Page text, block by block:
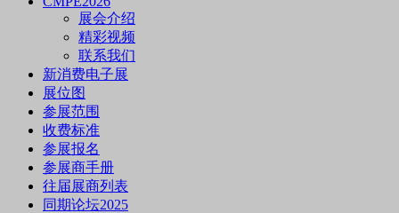
展会介绍
精彩视频
联系我们
新消费电子展
展位图
参展范围
收费标准
参展报名
参展商手册
往届展商列表
同期论坛2025